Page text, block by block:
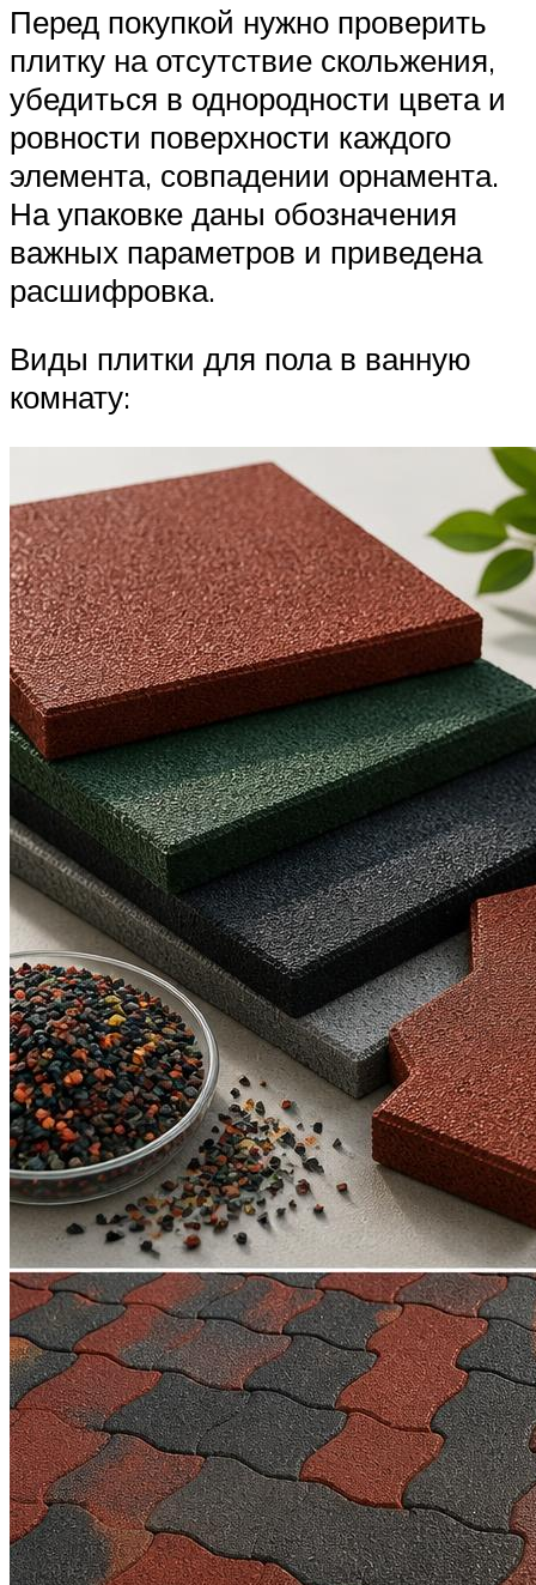
Перед покупкой нужно проверить
плитку на отсутствие скольжения,
убедиться в однородности цвета и
ровности поверхности каждого
элемента, совпадении орнамента.
На упаковке даны обозначения
важных параметров и приведена
расшифровка.
Виды плитки для пола в ванную
комнату: